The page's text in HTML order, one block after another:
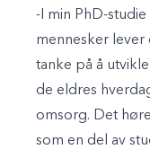
-I min PhD-
mennesker lever
tanke på å
de eldres
omsorg. Det
som en del av